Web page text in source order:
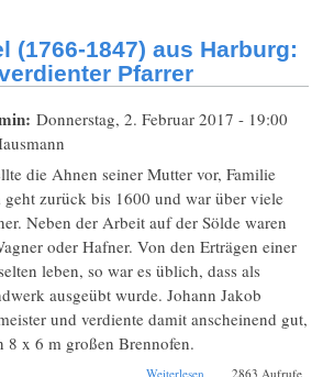
(1766-1847) aus Harburg:
Pfarrer
Donnerstag, 2. Februar 2017 - 19:00
die Ahnen seiner Mutter vor, Familie
zurück bis 1600 und war über viele
Neben der Arbeit auf der Sölde waren
oder Hafner. Von den Erträgen einer
leben, so war es üblich, dass als
ausgeübt wurde. Johann Jakob
und verdiente damit anscheinend gut,
8 x 6 m großen Brennofen.
Weiterlesen über Daniel Hubel
2863 Aufrufe